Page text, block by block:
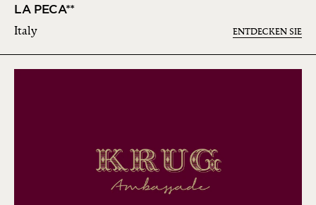
LA PECA**
Italy ENTDECKEN SIE